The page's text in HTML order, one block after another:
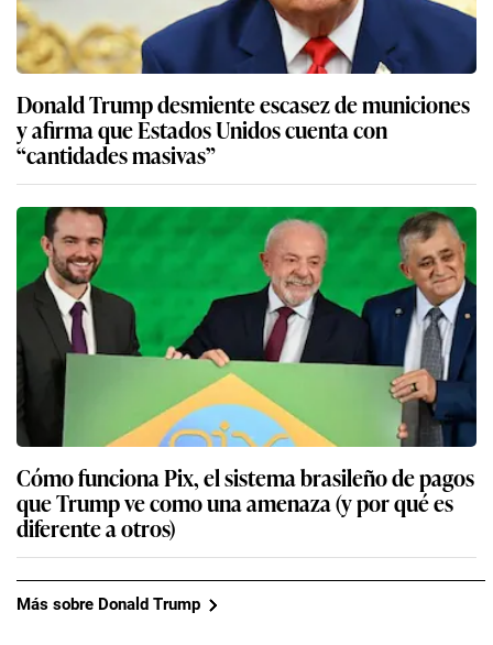
Donald Trump desmiente escasez de municiones
y afirma que Estados Unidos cuenta con
“cantidades masivas”
Cómo funciona Pix, el sistema brasileño de pagos
que Trump ve como una amenaza (y por qué es
diferente a otros)
Más sobre Donald Trump